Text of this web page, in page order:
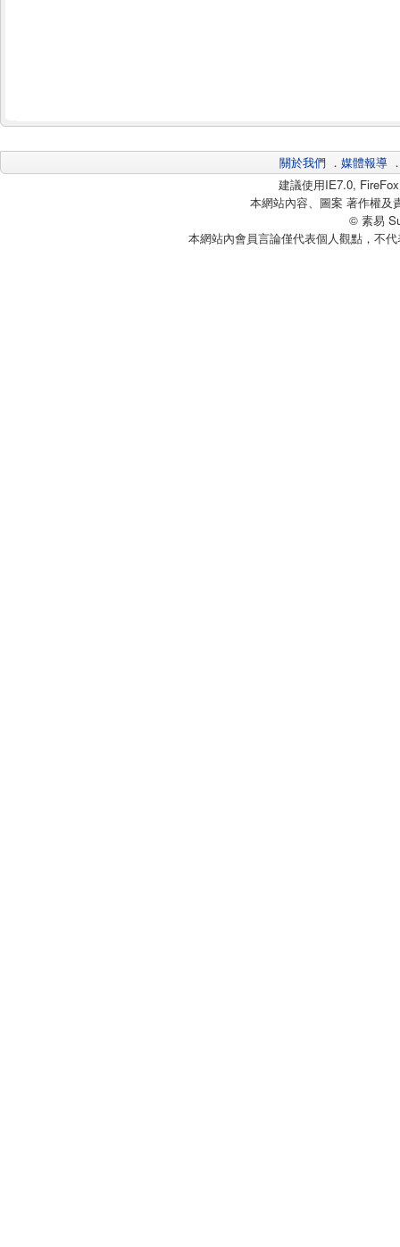
關於我們 ． 媒體報導
建議使用IE7.0,
本網站內容、圖案 著作權及
© 素易
本網站內會員言論僅代表個人觀點，不